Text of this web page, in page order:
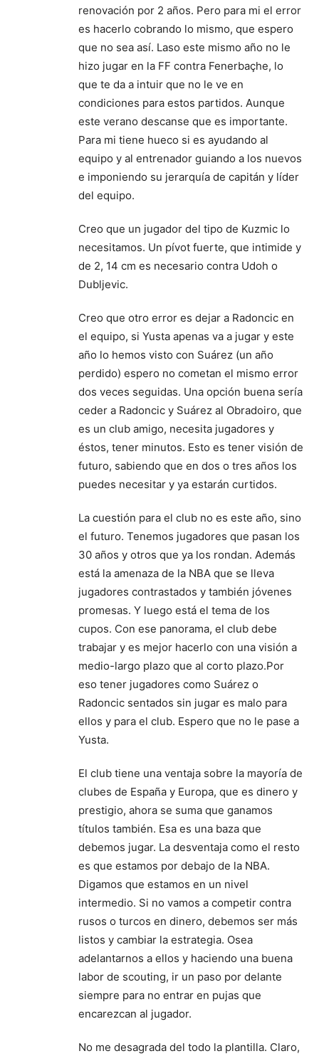
renovación por 2 años. Pero para mi el error
es hacerlo cobrando lo mismo, que espero
que no sea así. Laso este mismo año no le
hizo jugar en la FF contra Fenerbaçhe, lo
que te da a intuir que no le ve en
condiciones para estos partidos. Aunque
este verano descanse que es importante.
Para mi tiene hueco si es ayudando al
equipo y al entrenador guiando a los nuevos
e imponiendo su jerarquía de capitán y líder
del equipo.
Creo que un jugador del tipo de Kuzmic lo
necesitamos. Un pívot fuerte, que intimide y
de 2, 14 cm es necesario contra Udoh o
Dubljevic.
Creo que otro error es dejar a Radoncic en
el equipo, si Yusta apenas va a jugar y este
año lo hemos visto con Suárez (un año
perdido) espero no cometan el mismo error
dos veces seguidas. Una opción buena sería
ceder a Radoncic y Suárez al Obradoiro, que
es un club amigo, necesita jugadores y
éstos, tener minutos. Esto es tener visión de
futuro, sabiendo que en dos o tres años los
puedes necesitar y ya estarán curtidos.
La cuestión para el club no es este año, sino
el futuro. Tenemos jugadores que pasan los
30 años y otros que ya los rondan. Además
está la amenaza de la NBA que se lleva
jugadores contrastados y también jóvenes
promesas. Y luego está el tema de los
cupos. Con ese panorama, el club debe
trabajar y es mejor hacerlo con una visión a
medio-largo plazo que al corto plazo.Por
eso tener jugadores como Suárez o
Radoncic sentados sin jugar es malo para
ellos y para el club. Espero que no le pase a
Yusta.
El club tiene una ventaja sobre la mayoría de
clubes de España y Europa, que es dinero y
prestigio, ahora se suma que ganamos
títulos también. Esa es una baza que
debemos jugar. La desventaja como el resto
es que estamos por debajo de la NBA.
Digamos que estamos en un nivel
intermedio. Si no vamos a competir contra
rusos o turcos en dinero, debemos ser más
listos y cambiar la estrategia. Osea
adelantarnos a ellos y haciendo una buena
labor de scouting, ir un paso por delante
siempre para no entrar en pujas que
encarezcan al jugador.
No me desagrada del todo la plantilla. Claro,